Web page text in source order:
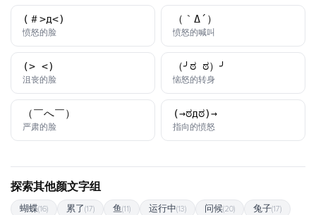
(＃>д<)
愤怒的脸颜文字
（｀Δ´）
愤怒的喊叫
(>_<)
沮丧的脸颜文字
（╯ಠ_ಠ）╯
恼怒的转身颜文字
（￣へ￣）
严肃的脸颜文字
(→ಠдಠ)→
指向的愤怒
探索其他颜文字组
蝴蝶(16) 累了(17) 鱼(11) 运行中(13) 问候(20) 兔子(17)